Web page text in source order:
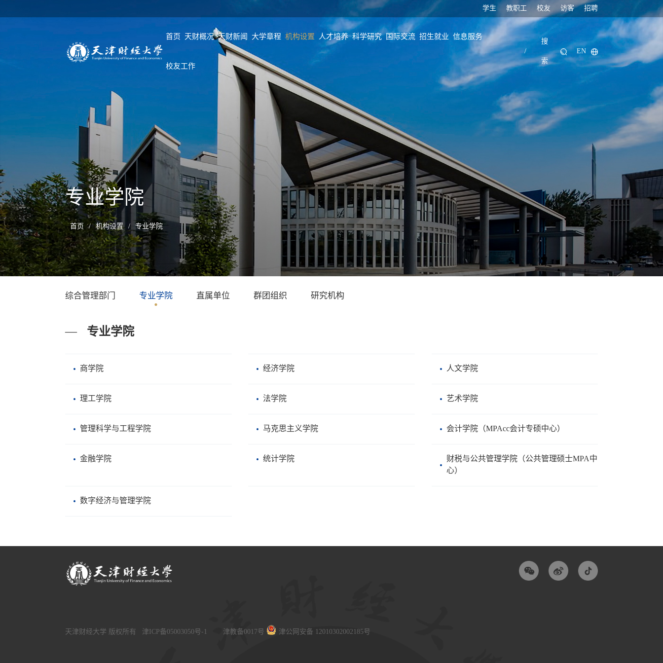
学生 教职工 校友 访客 招聘
首页 天财概况 天财新闻 大学章程 机构设置 人才培养 科学研究 国际交流 招生就业 信息服务
校友工作
/
搜
索
EN
专业学院
首页 / 机构设置 / 专业学院
综合管理部门 专业学院 直属单位 群团组织 研究机构
— 专业学院
商学院 经济学院 人文学院
理工学院 法学院 艺术学院
管理科学与工程学院 马克思主义学院 会计学院（MPAcc会计专硕中心）
金融学院 统计学院
财税与公共管理学院（公共管理硕士MPA中
心）
数字经济与管理学院
天津财经大学 版权所有 津ICP备05003050号-1 津教备0017号 津公网安备 12010302002185号